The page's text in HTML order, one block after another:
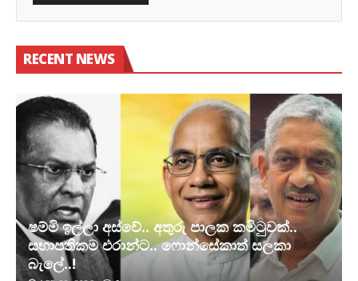
RECENT NEWS
ෂම්මි ඉල්ලා අස්වේ.. අතුරු පාලක කමිටුවක්..
සභාපතිකම එරාන්ට.. ෆොන්සේකාත් සලකා
බැලේ..!